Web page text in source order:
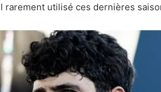
rarement utilisé ces dernières